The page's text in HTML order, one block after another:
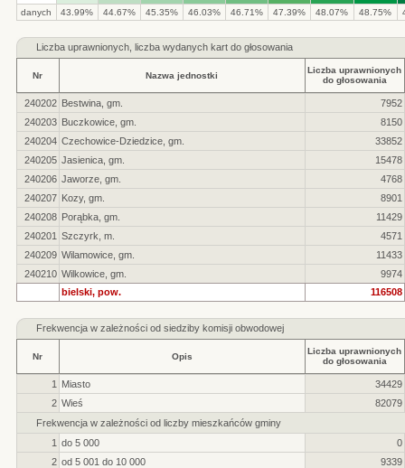
danych 43.99% 44.67% 45.35% 46.03% 46.71% 47.39% 48.07% 48.75%
Liczbauprawnionych, liczba wydanych kart do głosowania
Nr Nazwa jednostki
Liczba uprawnionych
do głosowania
240202 Bestwina, gm.
7952
240203 Buczkowice, gm.
8150
240204 Czechowice-Dziedzice, gm.
33852
240205 Jasienica, gm.
15478
240206 Jaworze, gm.
4768
240207 Kozy, gm.
8901
240208 Porąbka, gm.
11429
240201 Szczyrk, m.
4571
240209 Wilamowice, gm.
11433
240210 Wilkowice, gm.
9974
bielski, pow.
116508
Frekwencja w zależności od siedziby komisji obwodowej
Nr Opis
Liczba uprawnionych
do głosowania
1 Miasto
34429
2 Wieś
82079
Frekwencja w zależności od liczby mieszkańców gminy
1 do 5 000
0
2 od 5 001 do 10 000
9339